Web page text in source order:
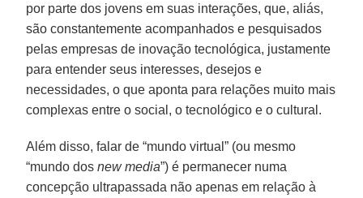
por parte dos jovens em suas interações, que, aliás,
são constantemente acompanhados e pesquisados
pelas empresas de inovação tecnológica, justamente
para entender seus interesses, desejos e
necessidades, o que aponta para relações muito mais
complexas entre o social, o tecnológico e o cultural.
Além disso, falar de “mundo virtual” (ou mesmo
“mundo dosnew media”) é permanecer numa
concepção ultrapassada não apenas em relação à